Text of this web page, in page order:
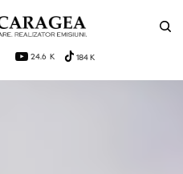
24.6 K 184 K